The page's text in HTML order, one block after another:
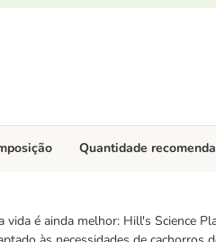
vida é ainda melhor: Hill's Science
Quantidade